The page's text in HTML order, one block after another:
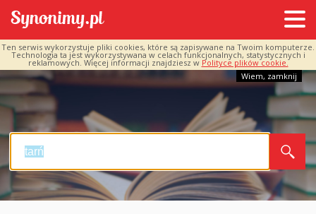
Ten serwis wykorzystuje pliki cookies, które są zapisywane na Twoim komputerze.
Technologia ta jest wykorzystywana w celach funkcjonalnych, statystycznych i
reklamowych. Więcej informacji znajdziesz w Polityce plików cookie.
Wiem, zamknij